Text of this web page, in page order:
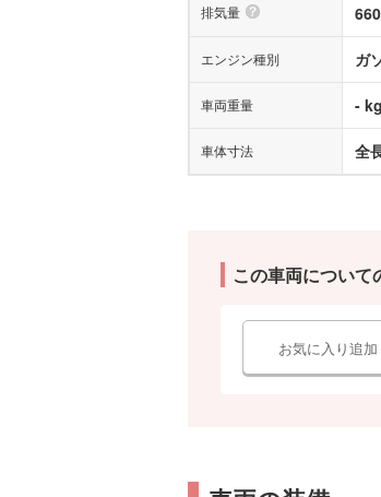
排気量
エンジン種別 ガ
車両重量 - kg
車体寸法 全
この車両について
お気に入り追加